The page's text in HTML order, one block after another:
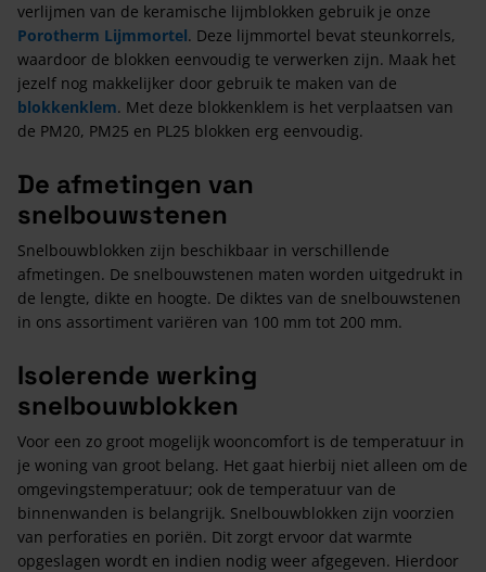
verlijmen van de keramische lijmblokken gebruik je onze
Porotherm Lijmmortel. Deze lijmmortel bevat steunkorrels,
waardoor de blokken eenvoudig te verwerken zijn. Maak het
jezelf nog makkelijker door gebruik te maken van de
blokkenklem. Met deze blokkenklem is het verplaatsen van
de PM20, PM25 en PL25 blokken erg eenvoudig.
De afmetingen van
snelbouwstenen
Snelbouwblokken zijn beschikbaar in verschillende
afmetingen. De snelbouwstenen maten worden uitgedrukt in
de lengte, dikte en hoogte. De diktes van de snelbouwstenen
in ons assortiment variëren van 100 mm tot 200 mm.
Isolerende werking
snelbouwblokken
Voor een zo groot mogelijk wooncomfort is de temperatuur in
je woning van groot belang. Het gaat hierbij niet alleen om de
omgevingstemperatuur; ook de temperatuur van de
binnenwanden is belangrijk. Snelbouwblokken zijn voorzien
van perforaties en poriën. Dit zorgt ervoor dat warmte
opgeslagen wordt en indien nodig weer afgegeven. Hierdoor